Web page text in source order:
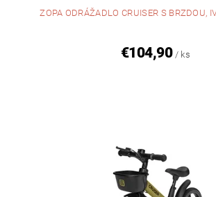
ZOPA ODRÁŽADLO CRUISER S BRZDOU,
€104,90 / ks